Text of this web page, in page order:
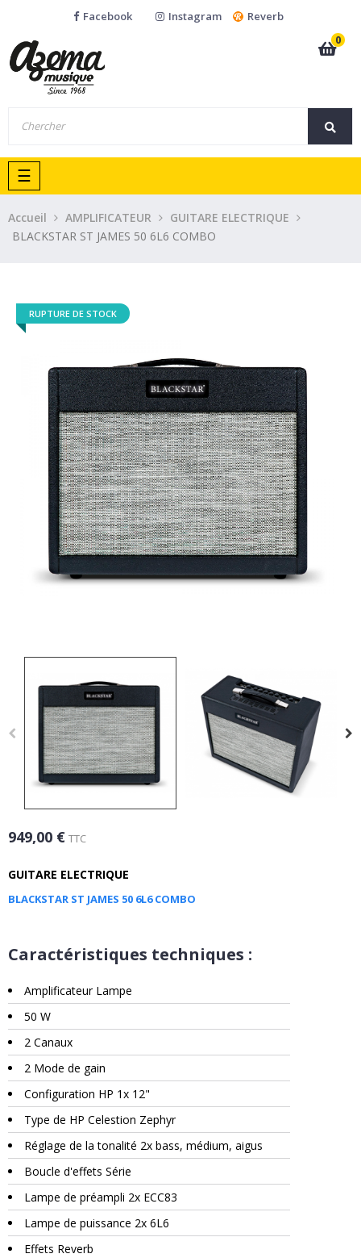
Facebook Instagram
Reverb
0
Basculer
la
navigation
☰
Accueil AMPLIFICATEUR
GUITARE ELECTRIQUE
BLACKSTAR ST JAMES 50 6L6 COMBO
RUPTURE DE STOCK
949,00 € TTC
GUITARE ELECTRIQUE
BLACKSTAR ST JAMES 50 6L6 COMBO
Caractéristiques techniques :
Amplificateur Lampe
50 W
2 Canaux
2 Mode de gain
Configuration HP 1x 12"
Type de HP Celestion Zephyr
Réglage de la tonalité 2x bass, médium, aigus
Boucle d'effets Série
Lampe de préampli 2x ECC83
Lampe de puissance 2x 6L6
Effets Reverb